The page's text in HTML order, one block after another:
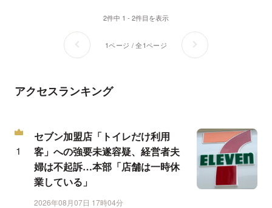
2件中 1 - 2件目を表示
1ページ / 全1ページ
アクセスランキング
セブン加盟店「トイレだけ利用
客」への強要未遂容疑、経営者夫
婦は不起訴…本部「店舗は一時休
業している」
2026年08月07日 17時04分